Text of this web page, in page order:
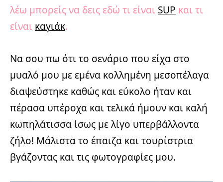
λέω μπορείς να δεις εδώ τι είναι SUP και τι
είναι καγιάκ.
Να σου πω ότι το σενάριο που είχα στο
μυαλό μου με εμένα κολλημένη μεσοπέλαγα
διαψεύστηκε καθώς και εύκολο ήταν και
πέρασα υπέροχα και τελικά ήμουν και καλή
κωπηλάτισσα ίσως με λίγο υπερβάλλοντα
ζήλο! Μάλιστα το έπαιζα και τουρίστρια
βγάζοντας και τις φωτογραφίες μου.